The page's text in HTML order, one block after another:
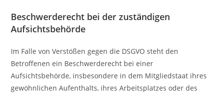
Beschwerde­recht bei der zuständigen
Aufsichts­behörde
Im Falle von Verstößen gegen die DSGVO steht den
Betroffenen ein Beschwerderecht bei einer
Aufsichtsbehörde, insbesondere in dem Mitgliedstaat ihres
gewöhnlichen Aufenthalts, ihres Arbeitsplatzes oder des